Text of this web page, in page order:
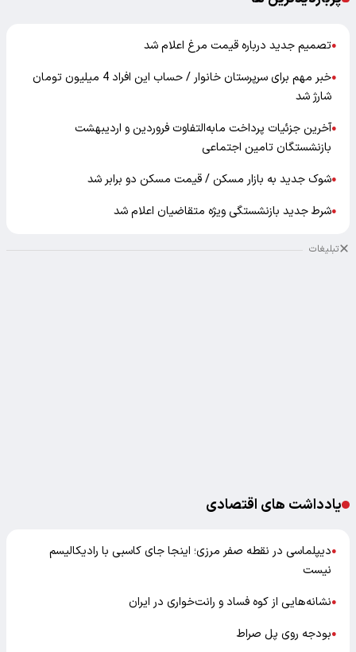
●تصمیم جدید درباره قیمت مرغ اعلام شد
●
خبر مهم برای سرپرستان خانوار / حساب این افراد 4 میلیون تومان
شارژ شد
●آخرین جزئیات پرداخت مابه‌التفاوت فروردین و اردیبهشت
بازنشستگان تامین اجتماعی
●شوک جدید به بازار مسکن / قیمت مسکن دو برابر شد
●شرط جدید بازنشستگی ویژه متقاضیان اعلام شد
تبلیغات
یادداشت های اقتصادی
●دیپلماسی در نقطه صفر مرزی؛ اینجا جای کاسبی با رادیکالیسم
نیست
●نشانه‌هایی از کوه فساد و رانت‌خواری در ایران
●بودجه روی پل صراط